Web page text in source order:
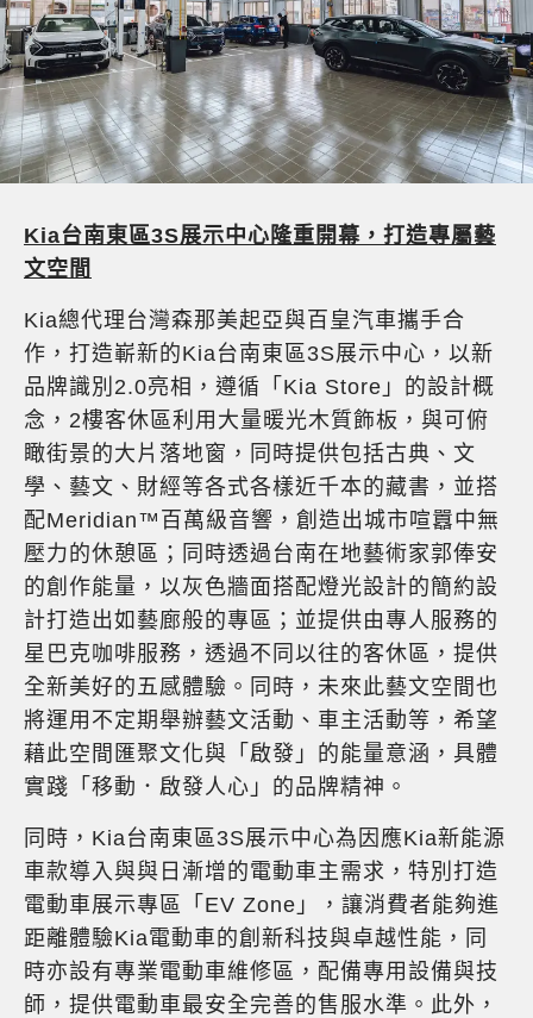
Kia台南東區3S展示中心隆重開幕，打造專屬藝
文空間
Kia總代理台灣森那美起亞與百皇汽車攜手合
作，打造嶄新的Kia台南東區3S展示中心，以新
品牌識別2.0亮相，遵循「Kia Store」的設計概
念，2樓客休區利用大量暖光木質飾板，與可俯
瞰街景的大片落地窗，同時提供包括古典、文
學、藝文、財經等各式各樣近千本的藏書，並搭
配Meridian™百萬級音響，創造出城市喧囂中無
壓力的休憩區；同時透過台南在地藝術家郭俸安
的創作能量，以灰色牆面搭配燈光設計的簡約設
計打造出如藝廊般的專區；並提供由專人服務的
星巴克咖啡服務，透過不同以往的客休區，提供
全新美好的五感體驗。同時，未來此藝文空間也
將運用不定期舉辦藝文活動、車主活動等，希望
藉此空間匯聚文化與「啟發」的能量意涵，具體
實踐「移動．啟發人心」的品牌精神。
同時，Kia台南東區3S展示中心為因應Kia新能源
車款導入與與日漸增的電動車主需求，特別打造
電動車展示專區「EV Zone」，讓消費者能夠進
距離體驗Kia電動車的創新科技與卓越性能，同
時亦設有專業電動車維修區，配備專用設備與技
師，提供電動車最安全完善的售服水準。此外，